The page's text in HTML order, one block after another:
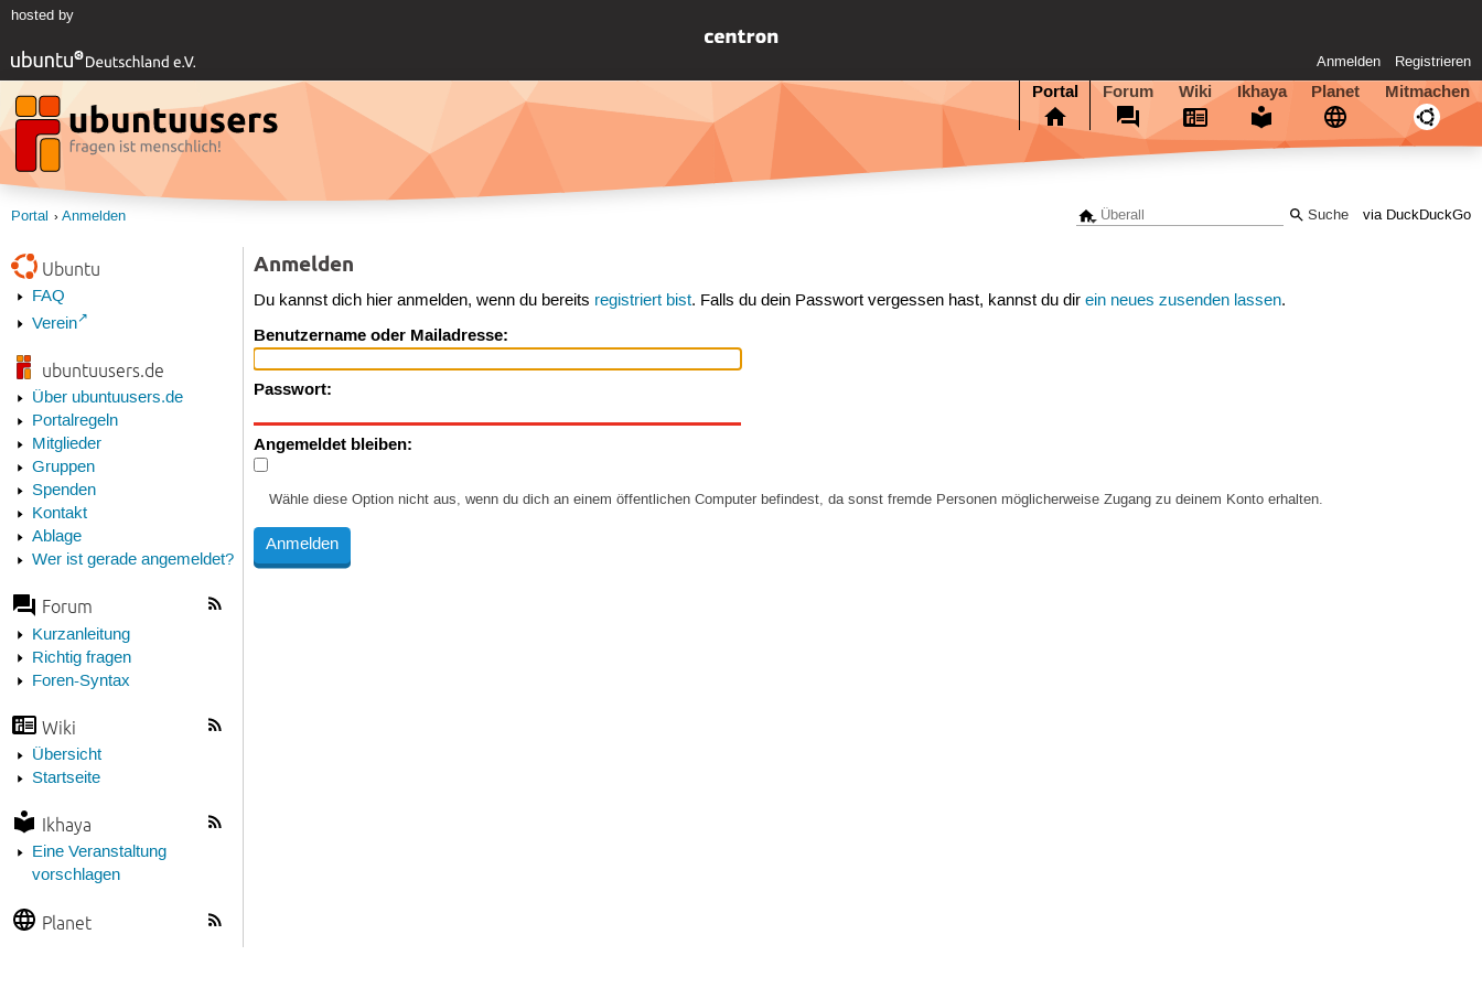
hosted by
Anmelden Registrieren
Portal Forum Wiki Ikhaya Planet Mitmachen
via DuckDuckGo
Portal Anmelden
Ubuntu
FAQ
Verein
ubuntuusers.de
Über ubuntuusers.de
Portalregeln
Mitglieder
Gruppen
Spenden
Kontakt
Ablage
Wer ist gerade angemeldet?
Forum
Kurzanleitung
Richtig fragen
Foren-Syntax
Wiki
Übersicht
Startseite
Ikhaya
Eine Veranstaltung
vorschlagen
Planet
Anmelden
Du kannst dich hier anmelden, wenn du bereits registriert bist. Falls du dein Passwort vergessen hast, kannst du direin neues zusenden lassen.
Benutzername oder Mailadresse:
Passwort:
Angemeldet bleiben:
Wähle diese Option nicht aus, wenn du dich an einem öffentlichen Computer befindest, da sonst fremde Personen möglicherweise Zugang zu deinem Konto erhalten.